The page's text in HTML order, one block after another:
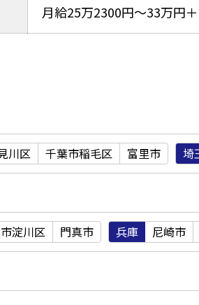
月給25万2300円～33万円
川区 千葉市稲毛区 富里市 埼
淀川区 門真市 兵庫 尼崎市